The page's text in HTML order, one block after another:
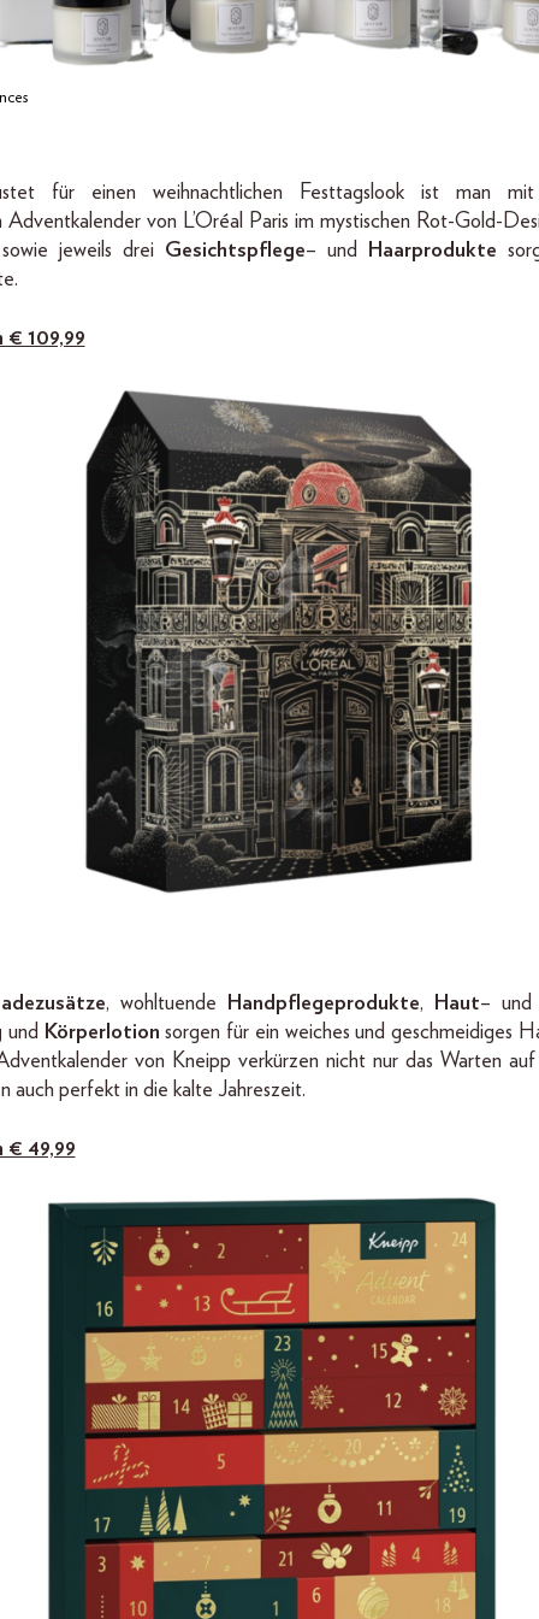
für einen weihnachtlichen Festtagslook ist man
Adventkalender von L’Oréal Paris im mystischen Rot-Gold-
jeweils drei Gesichtspflege– und Haarprodukte
€ 109,99
, wohltuende Handpflegeprodukte, Haut–
und Körperlotionsorgen für ein weiches und geschmeidiges
von Kneipp verkürzen nicht nur das Warten auf
auch perfekt in die kalte Jahreszeit.
€ 49,99